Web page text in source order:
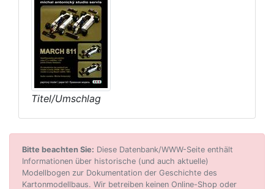
Titel/Umschlag
Bitte beachten Sie: Diese Datenbank/WWW-Seite enthält
Informationen über historische (und auch aktuelle)
Modellbogen zur Dokumentation der Geschichte des
Kartonmodellbaus. Wir betreiben keinen Online-Shop oder